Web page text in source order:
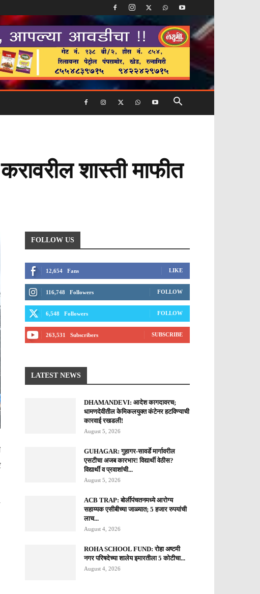
शास्ती माफीत
FOLLOW US
12,654 Fans LIKE
116,748 Followers FOLLOW
6,548 Followers FOLLOW
263,531 Subscribers SUBSCRIBE
LATEST NEWS
DHAMANDEVI: आदेश कागदावरच;
धामणदेवीतील केमिकलयुक्त कंटेनर हटविण्याची
कारवाई रखडली!
August 5, 2026
GUHAGAR: गुहागर-सावर्डे मार्गावरील
एसटीचा अजब कारभार! विद्यार्थी वेठीस?
विद्यार्थी व प्रवाशांची...
August 5, 2026
ACB TRAP: बोर्लीपंचतनमध्ये आरोग्य
सहाय्यक एसीबीच्या जाळ्यात; 5 हजार रुपयांची
लाच...
August 4, 2026
ROHA SCHOOL FUND: रोहा अष्टमी
नगर परिषदेच्या शालेय इमारतीला 5 कोटीचा...
August 4, 2026